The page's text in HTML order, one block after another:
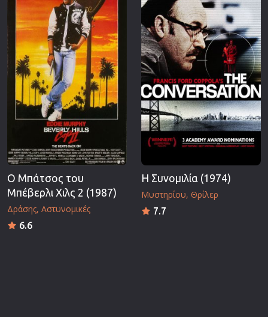
Ο Μπάτσος του
Μπέβερλι Χιλς 2 (1987)
Δράσης Αστυνομικές
6.6
Η Συνομιλία (1974)
Μυστηρίου Θρίλερ
7.7